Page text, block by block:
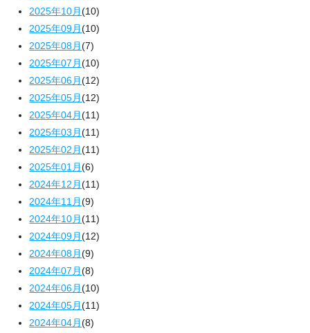
2025年10月(10)
2025年09月(10)
2025年08月(7)
2025年07月(10)
2025年06月(12)
2025年05月(12)
2025年04月(11)
2025年03月(11)
2025年02月(11)
2025年01月(6)
2024年12月(11)
2024年11月(9)
2024年10月(11)
2024年09月(12)
2024年08月(9)
2024年07月(8)
2024年06月(10)
2024年05月(11)
2024年04月(8)